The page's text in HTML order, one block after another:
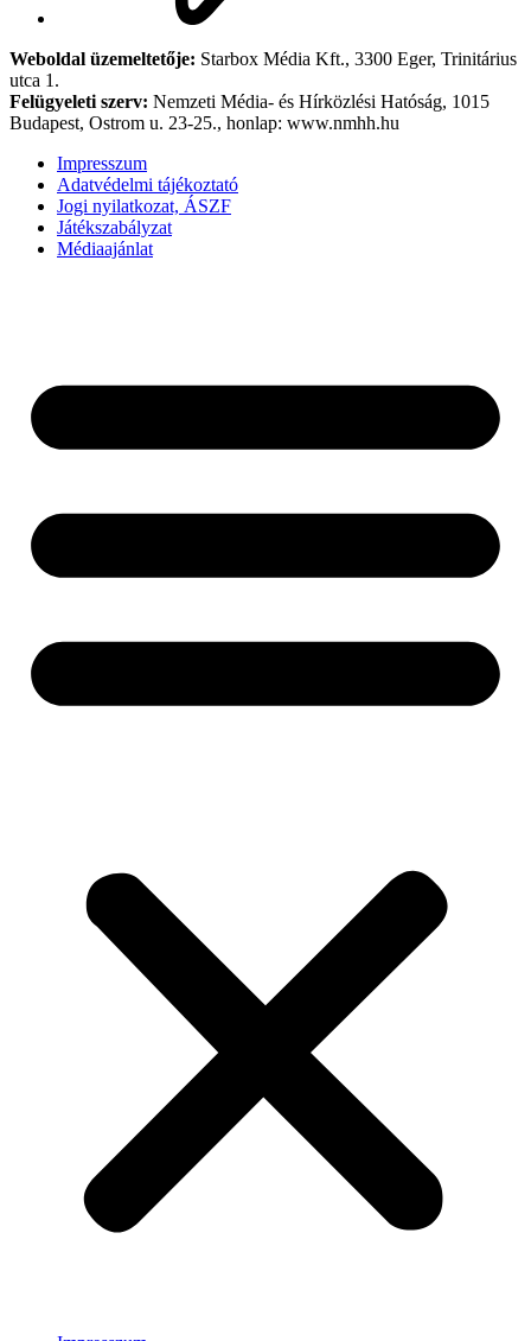
Weboldal üzemeltetője: Starbox Média Kft., 3300 Eger, Trinitárius
utca 1.
Felügyeleti szerv: Nemzeti Média- és Hírközlési Hatóság, 1015
Budapest, Ostrom u. 23-25., honlap: www.nmhh.hu
Impresszum
Adatvédelmi tájékoztató
Jogi nyilatkozat, ÁSZF
Játékszabályzat
Médiaajánlat